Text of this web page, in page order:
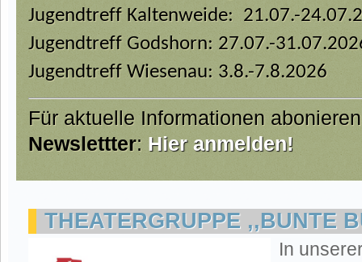
Jugendtreff Kaltenweide: 21.07.-
Jugendtreff Godshorn: 27.07.-
Jugendtreff Wiesenau: 3.8.-7.8.2026
Für aktuelle Informationen
Newslettter: Hier anmelden!
THEATERGRUPPE ,,BUNTE
In